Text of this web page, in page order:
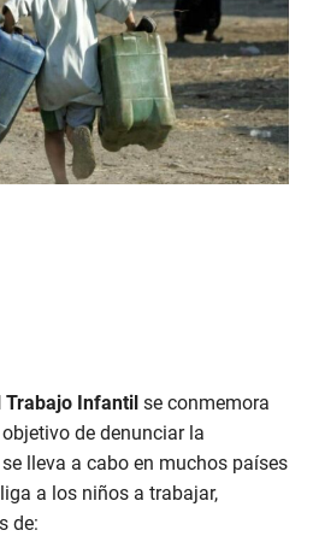
Trabajo Infantil se conmemora
de denunciar la
lleva a cabo en muchos países
a los niños a trabajar,
de: